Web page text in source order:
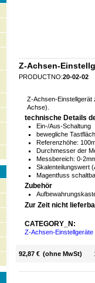
Z-Achsen-
PRODUCTNO:20-02-02
Z-Achsen-Einstellgerät
Achse).
technische Details
Ein-/Aus-Schaltung
bewegliche
Referenzhöhe:
Durchmesser der
Messbereich: 0-
Skalenteilungswert
Magentfuss
Zubehör
Zur Zeit nicht
CATEGORY_N:
Z-Achsen-
92,87 € (ohne MwSt)